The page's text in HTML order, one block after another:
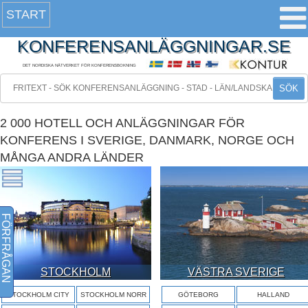
START
KONFERENSANLÄGGNINGAR.SE
DET NORDISKA NÄTVERKET FÖR KONFERENSBOKNING
SÖK
2 000 HOTELL OCH ANLÄGGNINGAR FÖR
KONFERENS I SVERIGE, DANMARK, NORGE OCH
MÅNGA ANDRA LÄNDER
STOCKHOLM
STOCKHOLM CITY STOCKHOLM NORR
VÄSTRA SVERIGE
GÖTEBORG HALLAND
FÖRFRÅGAN